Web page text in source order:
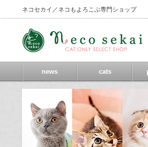
ネコセカイ／ネコもよろこぶ専門ショップ
news cats